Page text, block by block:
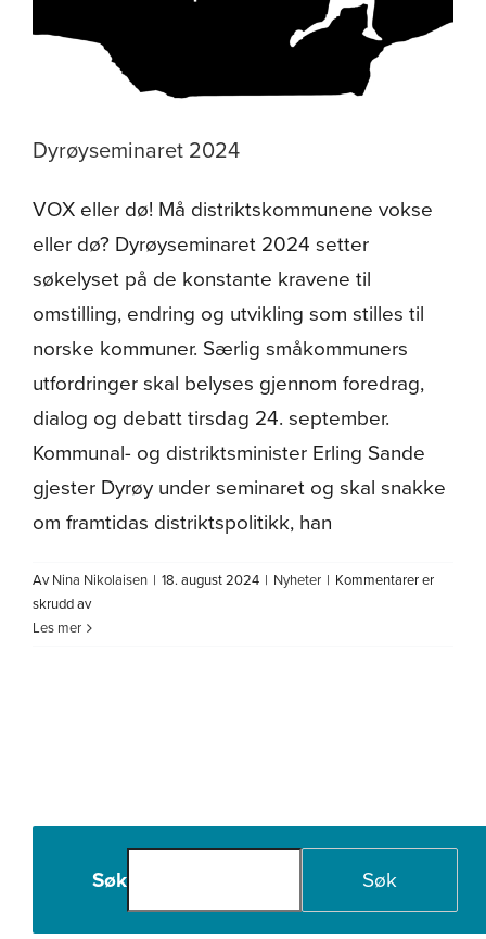
Dyrøyseminaret 2024
VOX eller dø! Må distriktskommunene vokse
eller dø? Dyrøyseminaret 2024 setter
søkelyset på de konstante kravene til
omstilling, endring og utvikling som stilles til
norske kommuner. Særlig småkommuners
utfordringer skal belyses gjennom foredrag,
dialog og debatt tirsdag 24. september.
Kommunal- og distriktsminister Erling Sande
gjester Dyrøy under seminaret og skal snakke
om framtidas distriktspolitikk, han
AvNina Nikolaisen | 18. august 2024 | Nyheter | Kommentarer er
skrudd avfor
Dyrøyseminaret
Les mer
Søk Søk